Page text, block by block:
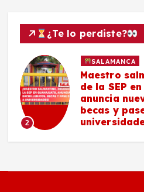
¿Te lo perdiste?
2
SALAMANCA
Maestro
de la SEP
anuncia
becas y